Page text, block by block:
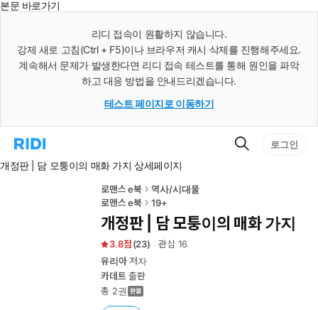
본문 바로가기
리디 접속이 원활하지 않습니다.
강제 새로 고침(Ctrl + F5)이나 브라우저 캐시 삭제를 진행해주세요.
계속해서 문제가 발생한다면 리디 접속 테스트를 통해 원인을 파악
하고 대응 방법을 안내드리겠습니다.
테스트 페이지로 이동하기
리
홈
검
로그인
개정판 | 담 모퉁이의 매화 가지 상세페이지
로맨스 e북
역사/시대물
로맨스 e북
19+
개정판 | 담 모퉁이의 매화 가지
3.8 (23) 관심 16
유리아저자
카데트 출판
총 2권